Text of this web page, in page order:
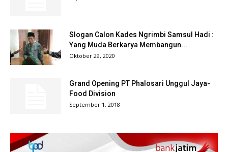
Slogan Calon Kades Ngrimbi Samsul Hadi :
Yang Muda Berkarya Membangun...
Oktober 29, 2020
Grand Opening PT Phalosari Unggul Jaya-
Food Division
September 1, 2018